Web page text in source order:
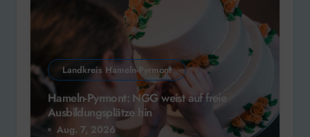
Landkreis Hameln-Pyrmont
Hameln-Pyrmont: NGG weist auf freie
Ausbildungsplätze hin
Aug. 7, 2026